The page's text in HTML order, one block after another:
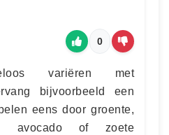
0
variëren met
bijvoorbeeld een
eens door groente,
avocado of zoete